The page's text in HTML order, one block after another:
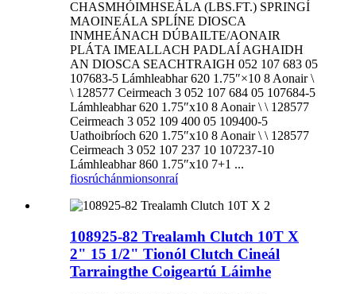
CHASMHÓIMHSEÁLA (LBS.FT.) SPRINGÍ
MAOINEÁLA SPLÍNE DIOSCA
INMHEÁNACH DÚBAILTE/AONAIR
PLÁTA IMEALLACH PADLAÍ AGHAIDH
AN DIOSCA SEACHTRAIGH 052 107 683 05
107683-5 Lámhleabhar 620 1.75″×10 8 Aonair \
\ 128577 Ceirmeach 3 052 107 684 05 107684-5
Lámhleabhar 620 1.75″x10 8 Aonair \ \ 128577
Ceirmeach 3 052 109 400 05 109400-5
Uathoibríoch 620 1.75″x10 8 Aonair \ \ 128577
Ceirmeach 3 052 107 237 10 107237-10
Lámhleabhar 860 1.75″x10 7+1 ...
fiosrúchánmionsonraí
108925-82 Trealamh Clutch 10T X
2" 15 1/2" Tionól Clutch Cineál
Tarraingthe Coigeartú Láimhe